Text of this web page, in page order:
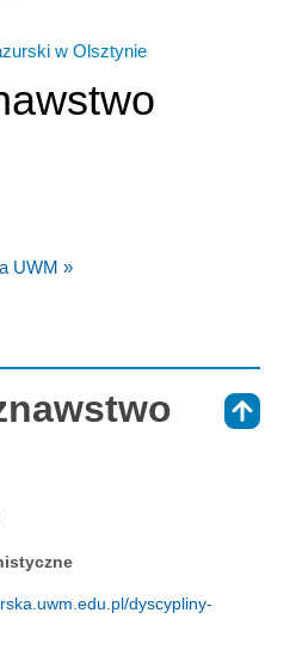
w Olsztynie
UWM »
dyscypliny-